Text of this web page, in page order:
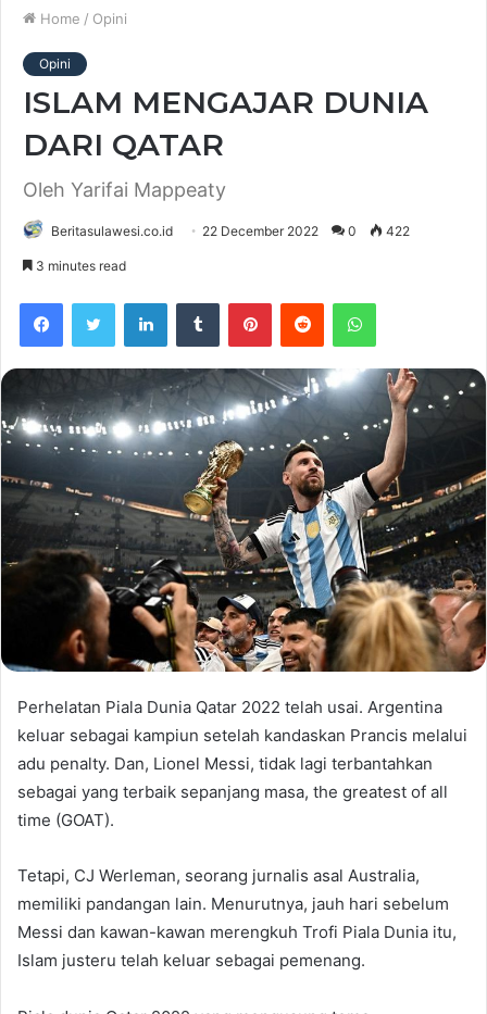
Home / Opini
Opini
ISLAM MENGAJAR DUNIA
DARI QATAR
Oleh Yarifai Mappeaty
Beritasulawesi.co.id 22 December 2022 0 422
3 minutes read
Perhelatan Piala Dunia Qatar 2022 telah usai. Argentina
keluar sebagai kampiun setelah kandaskan Prancis melalui
adu penalty. Dan, Lionel Messi, tidak lagi terbantahkan
sebagai yang terbaik sepanjang masa, the greatest of all
time (GOAT).
Tetapi, CJ Werleman, seorang jurnalis asal Australia,
memiliki pandangan lain. Menurutnya, jauh hari sebelum
Messi dan kawan-kawan merengkuh Trofi Piala Dunia itu,
Islam justeru telah keluar sebagai pemenang.